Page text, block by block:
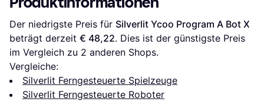
Der niedrigste Preis für Silverlit Ycoo Program A Bot X
beträgt derzeit € 48,22. Dies ist der günstigste Preis
im Vergleich zu 2 anderen Shops.
Vergleiche:
Silverlit Ferngesteuerte Spielzeuge
Silverlit Ferngesteuerte Roboter